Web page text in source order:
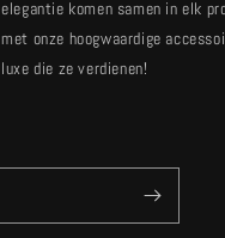
elegantie komen samen in elk
met onze hoogwaardige
luxe die ze verdienen!